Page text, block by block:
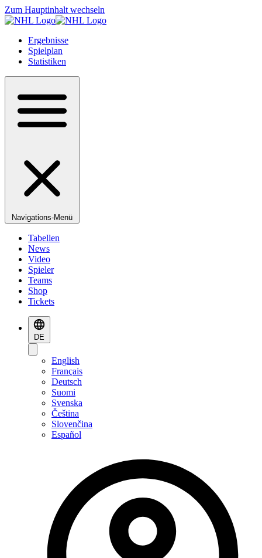
Zum Hauptinhalt wechseln
Ergebnisse
Spielplan
Statistiken
Navigations-Menü
Tabellen
News
Video
Spieler
Teams
Shop
Tickets
DE
English
Français
Deutsch
Suomi
Svenska
Čeština
Slovenčina
Español